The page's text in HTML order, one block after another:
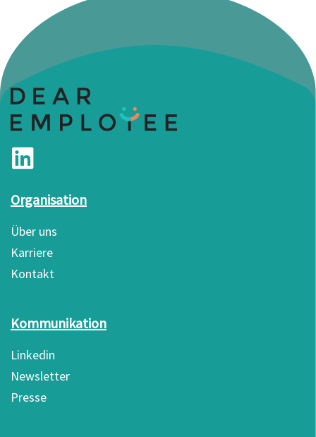
Organisation
Über uns
Karriere
Kontakt
Kommunikation
Linkedin
Newsletter
Presse